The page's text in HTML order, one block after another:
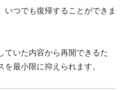
いつでも復帰することができま
ていた内容から再開できるた
最小限に抑えられます。